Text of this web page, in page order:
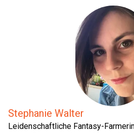
Stephanie Walter
Leidenschaftliche Fantasy-